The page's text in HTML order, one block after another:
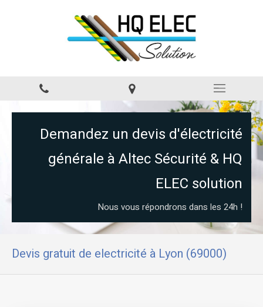
Demandez un devis d'électricité
générale à Altec Sécurité & HQ
ELEC solution
Nous vous répondrons dans les 24h !
Devis gratuit de electricité à Lyon (69000)